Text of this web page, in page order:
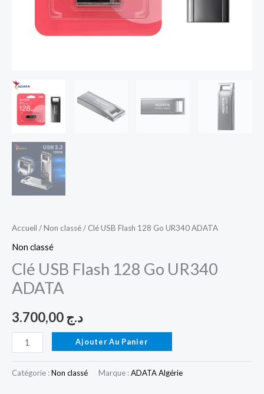
Accueil /Non classé/ Clé USB Flash 128 Go UR340 ADATA
Non classé
Clé USB Flash 128 Go UR340
ADATA
د.ج
Ajouter Au Panier
Catégorie :Non classé Marque :ADATA Algérie